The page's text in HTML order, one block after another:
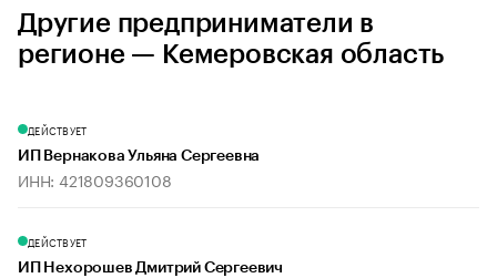
Другие предприниматели в
регионе — Кемеровская область
ДЕЙСТВУЕТ
ИП Вернакова Ульяна Сергеевна
ИНН: 421809360108
ДЕЙСТВУЕТ
ИП Нехорошев Дмитрий Сергеевич